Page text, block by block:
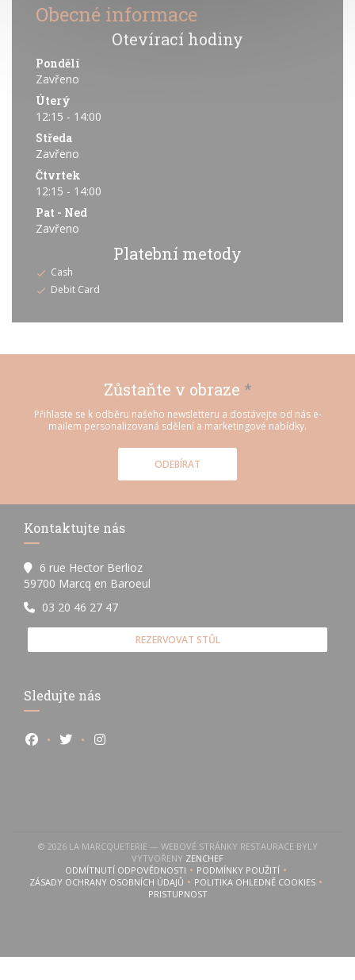
Obecné informace
Otevírací hodiny
Pondělí
Zavřeno
Úterý
12:15 - 14:00
Středa
Zavřeno
Čtvrtek
12:15 - 14:00
Pat - Ned
Zavřeno
Platební metody
Cash
Debit Card
Zůstaňte v obraze *
Přihlaste se k odběru našeho newsletteru a dostávejte od nás e-
mailem personalizovaná sdělení a marketingové nabídky.
ODEBÍRAT
Kontaktujte nás
6 rue Hector Berlioz
59700 Marcq en Baroeul
03 20 46 27 47
REZERVOVAT STŮL
Sledujte nás
Facebook ((otevře se v novém okně))
Twitter ((otevře se v novém okně))
Instagram ((otevře se v novém okně))
© 2026 LA MARCQUETERIE — WEBOVÉ STRÁNKY RESTAURACE BYLY
VYTVOŘENY ZENCHEF((OTEVŘE SE V NOVÉM OKNĚ))
ODMÍTNUTÍ ODPOVĚDNOSTI((OTEVŘE SE V NOVÉM OKNĚ))
PODMÍNKY POUŽITÍ((OTEVŘE SE V NOVÉM
ZÁSADY OCHRANY OSOBNÍCH ÚDAJŮ
((OTEVŘE SE V NOVÉM OKNĚ))POLITIKA OHLEDNĚ COOKIES
((OTEVŘE SE V NOVÉM
PRISTUPNOST
((OTEVŘE SE V NOVÉM OKNĚ))